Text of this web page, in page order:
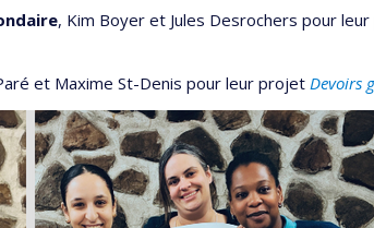
, Kim Boyer et Jules Desrochers pour
et Maxime St-Denis pour leur projet Devoirs